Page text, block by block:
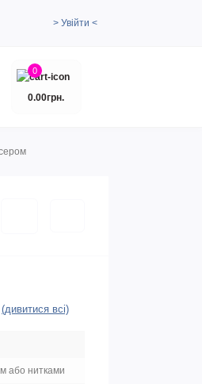
> Увійти <
0
0.00грн.
(дивитися всі)
або нитками